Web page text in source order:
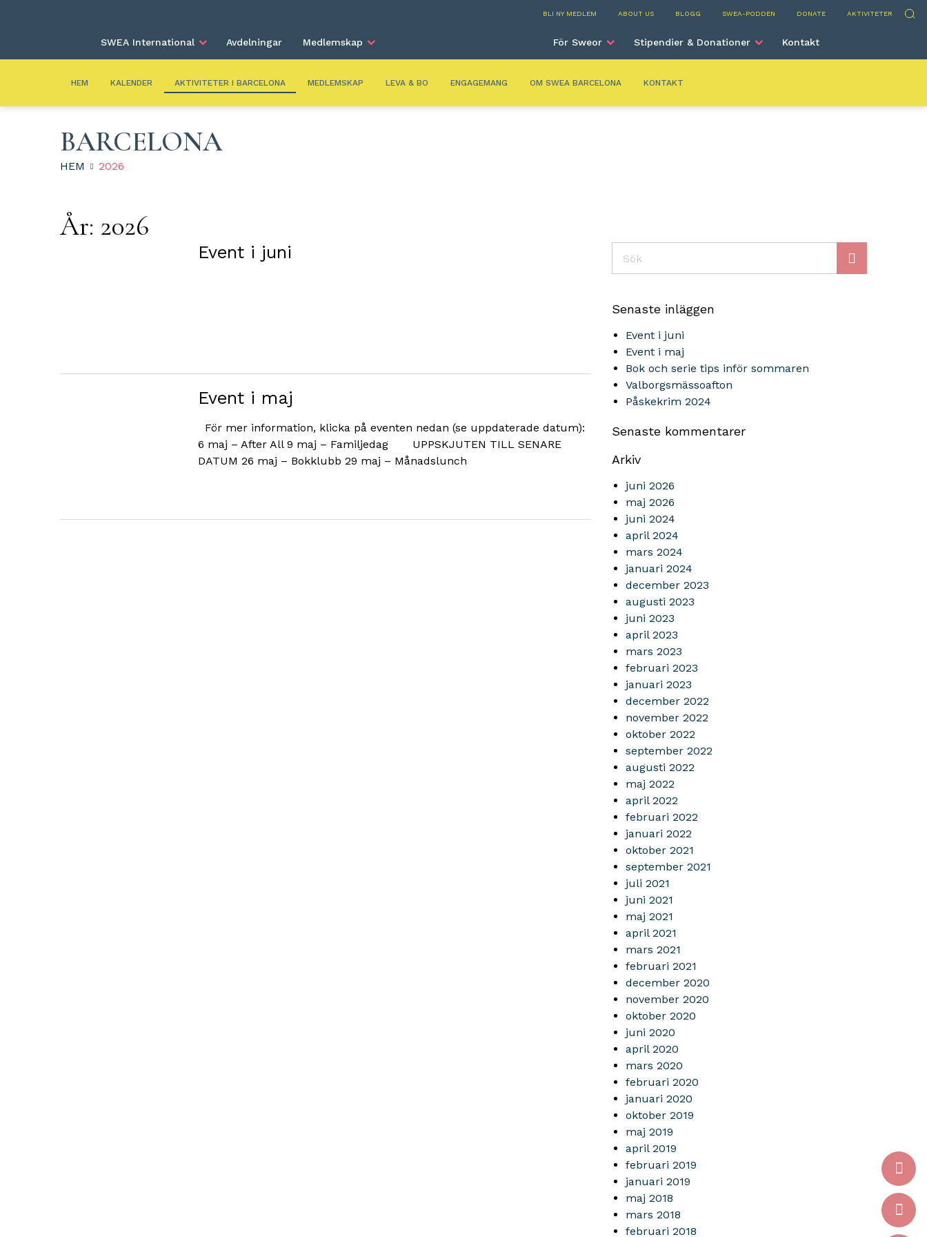
BLI NY MEDLEM ABOUT US BLOGG SWEA-PODDEN DONATE AKTIVITETER Sök
Barcelona
SWEA International Avdelningar Medlemskap För Sweor Stipendier & Donationer Kontakt
HEM KALENDER AKTIVITETER I BARCELONA MEDLEMSKAP LEVA & BO ENGAGEMANG OM SWEA BARCELONA KONTAKT
BARCELONA
HEM 2026
År: 2026
Event i juni
Event i maj
För mer information, klicka på eventen nedan (se uppdaterade datum):
6 maj – After All 9 maj – Familjedag UPPSKJUTEN TILL SENARE
DATUM 26 maj – Bokklubb 29 maj – Månadslunch
Senaste inläggen
Event i juni
Event i maj
Bok och serie tips inför sommaren
Valborgsmässoafton
Påskekrim 2024
Senaste kommentarer
Arkiv
juni 2026
maj 2026
juni 2024
april 2024
mars 2024
januari 2024
december 2023
augusti 2023
juni 2023
april 2023
mars 2023
februari 2023
januari 2023
december 2022
november 2022
oktober 2022
september 2022
augusti 2022
maj 2022
april 2022
februari 2022
januari 2022
oktober 2021
september 2021
juli 2021
juni 2021
maj 2021
april 2021
mars 2021
februari 2021
december 2020
november 2020
oktober 2020
juni 2020
april 2020
mars 2020
februari 2020
januari 2020
oktober 2019
maj 2019
april 2019
februari 2019
januari 2019
maj 2018
mars 2018
februari 2018